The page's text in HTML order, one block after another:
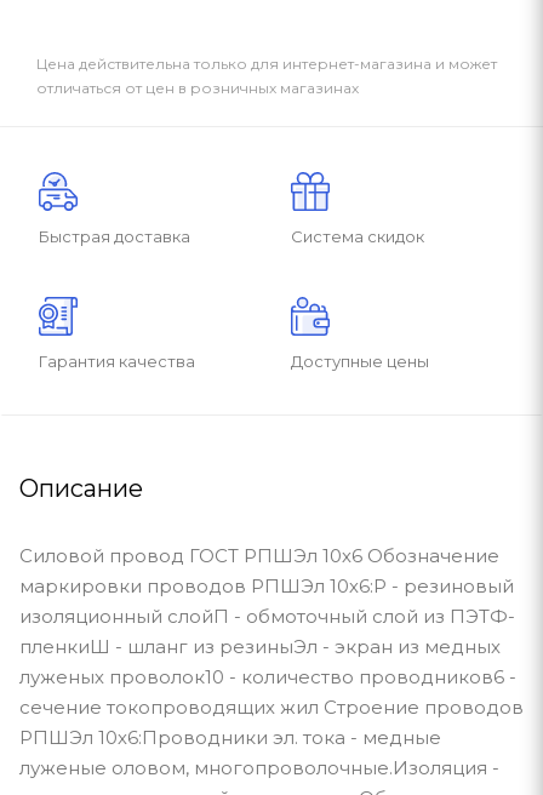
Цена действительна только для интернет-магазина и может
отличаться от цен в розничных магазинах
Быстрая доставка Система скидок
Гарантия качества Доступные цены
Описание
Силовой провод ГОСТ РПШЭл 10х6 Обозначение
маркировки проводов РПШЭл 10х6:Р - резиновый
изоляционный слойП - обмоточный слой из ПЭТФ-
пленкиШ - шланг из резиныЭл - экран из медных
луженых проволок10 - количество проводников6 -
сечение токопроводящих жил Строение проводов
РПШЭл 10х6:Проводники эл. тока - медные
луженые оловом, многопроволочные.Изоляция -